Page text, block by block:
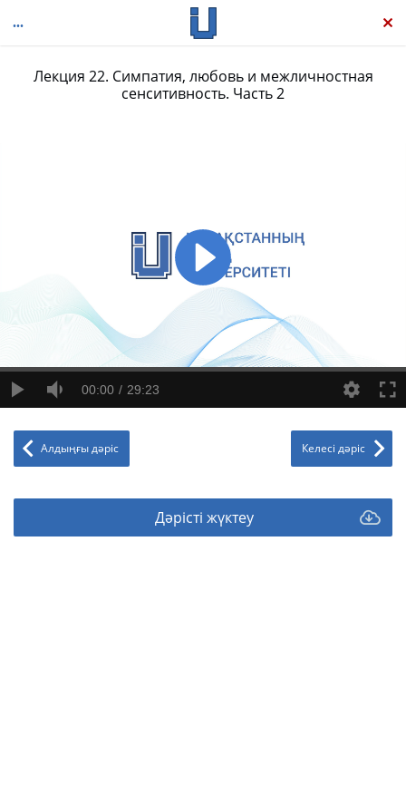
Лекция 22. Симпатия, любовь и межличностная
сенситивность. Часть 2
00:00 29:23
Алдыңғы дәріс Келесі дәріс
Дәрісті жүктеу